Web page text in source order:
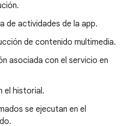
de actividades de la app.
de contenido multimedia.
asociada con el servicio en
el historial.
se ejecutan en el